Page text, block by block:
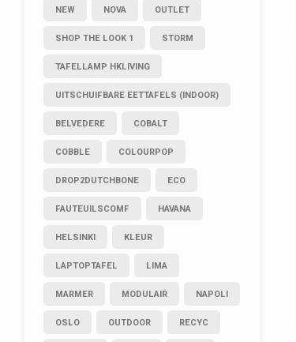
NEW NOVA OUTLET
SHOP THE LOOK 1 STORM
TAFELLAMP HKLIVING
UITSCHUIFBARE EETTAFELS (INDOOR)
BELVEDERE COBALT
COBBLE COLOURPOP
DROP2DUTCHBONE ECO
FAUTEUILSCOMF HAVANA
HELSINKI KLEUR
LAPTOPTAFEL LIMA
MARMER MODULAIR NAPOLI
OSLO OUTDOOR RECYC